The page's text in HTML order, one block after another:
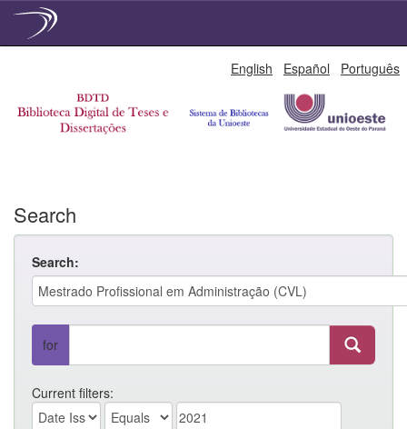
English Español Português
Search
Search:
for
Current filters: